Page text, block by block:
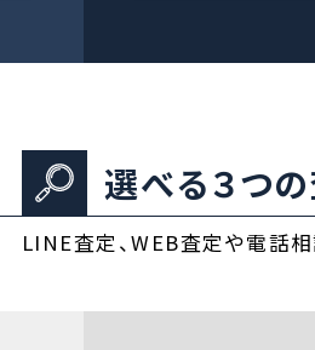
選べる３つ
LINE査定、WEB査定や電話相